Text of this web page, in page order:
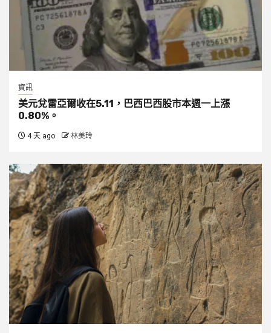
資訊
美元兌雷亞爾收在5.11，巴西巴西股市本週一上漲
0.80%。
4 天 ago 林美玲